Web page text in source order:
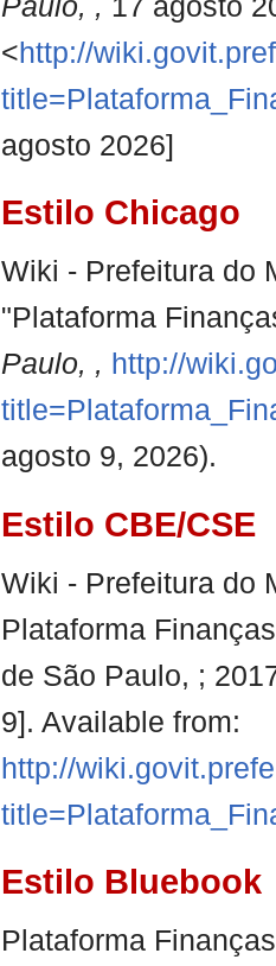
<http://
agosto 2026]
Estilo Chicago
Wiki - Prefeitura do
"Plataforma
Paulo, , http://
agosto 9, 2026).
Estilo CBE/CSE
Wiki - Prefeitura do
Plataforma
de São Paulo, ;
9]. Available from:
http://
Estilo Bluebook
Plataforma